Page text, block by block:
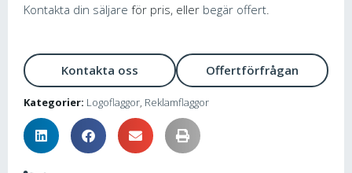
Kontakta din säljare för pris, eller begär offert.
Kontakta oss Offertförfrågan
Kategorier: Logoflaggor, Reklamflaggor